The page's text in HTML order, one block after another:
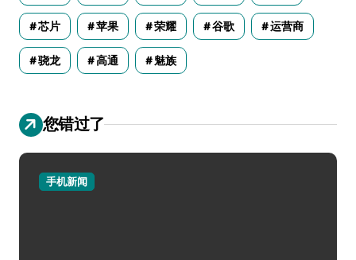
芯片 苹果 荣耀 谷歌 运营商
骁龙 高通 魅族
您错过了
手机新闻